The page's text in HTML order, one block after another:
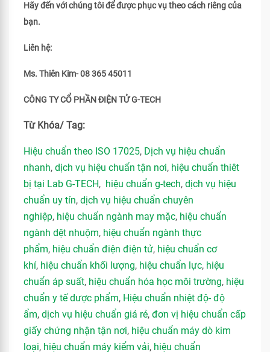
Hãy đến với chúng tôi để được phục vụ theo cách riêng của
bạn.
Liên hệ:
Ms. Thiên Kim- 08 365 45011
CÔNG TY CỔ PHẦN ĐIỆN TỬ G-TECH
Từ Khóa/ Tag:
Hiệu chuẩn theo ISO 17025, Dịch vụ hiệu chuẩn
nhanh, dịch vụ hiệu chuẩn tận nơi, hiệu chuẩn thiêt
bị tại Lab G-TECH, hiệu chuẩn g-tech, dịch vụ hiệu
chuẩn uy tín, dịch vụ hiệu chuẩn chuyên
nghiệp, hiệu chuẩn ngành may mặc, hiệu chuẩn
ngành dệt nhuộm, hiệu chuẩn ngành thực
phẩm, hiệu chuẩn điện điện tử, hiệu chuẩn cơ
khí, hiệu chuẩn khối lượng, hiệu chuẩn lực, hiệu
chuẩn áp suất, hiệu chuẩn hóa học môi trường, hiệu
chuẩn y tế dược phẩm, Hiệu chuẩn nhiệt độ- độ
ẩm, dịch vụ hiệu chuẩn giá rẻ, đơn vị hiệu chuẩn cấp
giấy chứng nhận tận nơi, hiệu chuẩn máy dò kim
loại, hiệu chuẩn máy kiểm vải, hiệu chuẩn